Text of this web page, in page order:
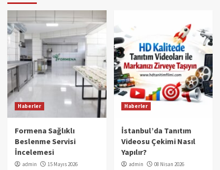
Haberler
Formena Sağlıklı
Beslenme Servisi
İncelemesi
admin 15 Mayıs 2026
Haberler
İstanbul’da Tanıtım
Videosu Çekimi Nasıl
Yapılır?
admin 08 Nisan 2026